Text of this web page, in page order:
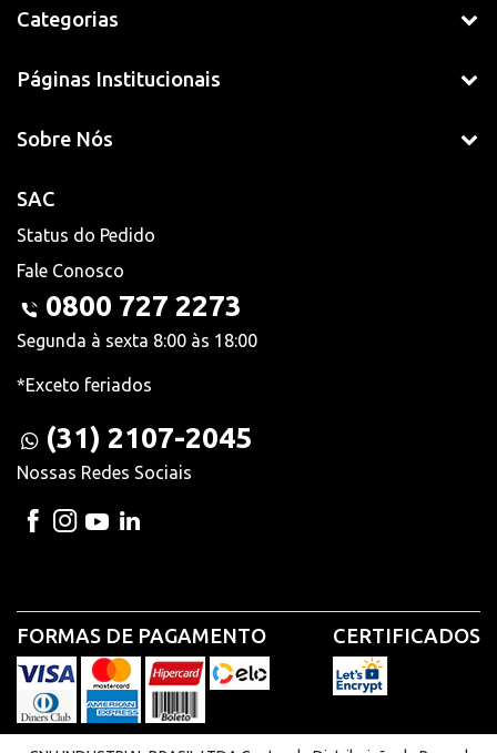
Categorias
Páginas Institucionais
Sobre Nós
SAC
Status do Pedido
Fale Conosco
0800 727 2273
Segunda à sexta 8:00 às 18:00
*Exceto feriados
(31) 2107-2045
Nossas Redes Sociais
FORMAS DE PAGAMENTO CERTIFICADOS